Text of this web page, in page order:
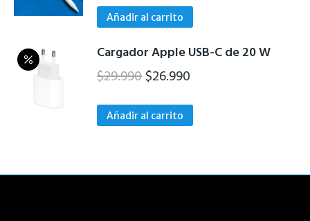
Añadir al carrito
Cargador Apple USB-C de 20 W
$29.990El
original
$26.990
Añadir al carrito